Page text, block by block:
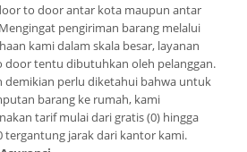
to door antar kota maupun antar
pengiriman barang melalui
kami dalam skala besar, layanan
door tentu dibutuhkan oleh pelanggan.
demikian perlu diketahui bahwa untuk
barang ke rumah, kami
tarif mulai dari gratis (0) hingga
tergantung jarak dari kantor kami.